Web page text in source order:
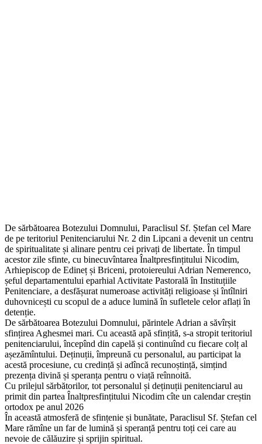
De sărbătoarea Botezului Domnului, Paraclisul Sf. Ștefan cel Mare
de pe teritoriul Penitenciarului Nr. 2 din Lipcani a devenit un centru
de spiritualitate și alinare pentru cei privați de libertate. În timpul
acestor zile sfinte, cu binecuvîntarea Înaltpresfințitului Nicodim,
Arhiepiscop de Edineț și Briceni, protoiereului Adrian Nemerenco,
șeful departamentului eparhial Activitate Pastorală în Instituțiile
Penitenciare, a desfășurat numeroase activități religioase și întîlniri
duhovnicești cu scopul de a aduce lumină în sufletele celor aflați în
detenție.
De sărbătoarea Botezului Domnului, părintele Adrian a săvîrșit
sfințirea Aghesmei mari. Cu această apă sfințită, s-a stropit teritoriul
penitenciarului, începînd din capelă și continuînd cu fiecare colț al
așezămîntului. Deținuții, împreună cu personalul, au participat la
acestă procesiune, cu credință și adîncă recunoștință, simțind
prezența divină și speranța pentru o viață reînnoită.
Cu prilejul sărbătorilor, tot personalul și deținuții penitenciarul au
primit din partea Înaltpresfințitului Nicodim cîte un calendar creștin
ortodox pe anul 2026
În această atmosferă de sfințenie și bunătate, Paraclisul Sf. Ștefan cel
Mare rămîne un far de lumină și speranță pentru toți cei care au
nevoie de călăuzire și sprijin spiritual.